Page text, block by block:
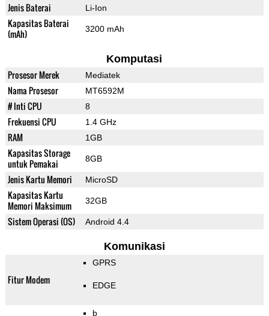
Jenis Baterai Li-Ion
Kapasitas Baterai
(mAh)
3200 mAh
Komputasi
Prosesor Merek Mediatek
Nama Prosesor MT6592M
# Inti CPU 8
Frekuensi CPU 1.4 GHz
RAM 1GB
Kapasitas Storage
untuk Pemakai
8GB
Jenis Kartu Memori MicroSD
Kapasitas Kartu
Memori Maksimum
32GB
Sistem Operasi (OS) Android 4.4
Komunikasi
Fitur Modem
GPRS
EDGE
b